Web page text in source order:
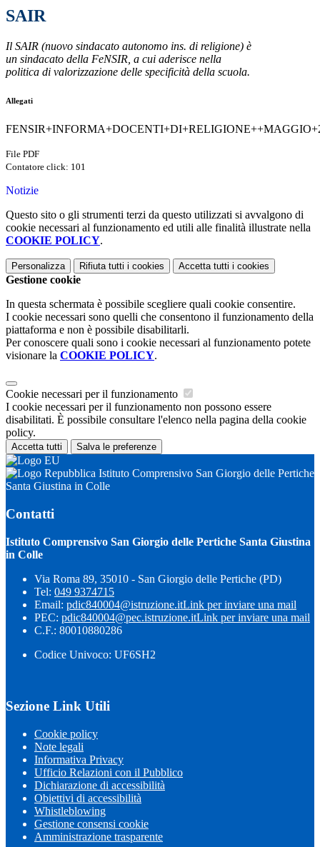
SAIR
Il SAIR (nuovo sindacato autonomo ins. di religione) è
un sindacato della FeNSIR, a cui aderisce nella
politica di valorizzazione delle specificità della scuola.
Allegati
File PDF
Contatore click: 101
Notizie
Questo sito o gli strumenti terzi da questo utilizzati si avvalgono di
cookie necessari al funzionamento ed utili alle finalità illustrate nella
COOKIE POLICY.
Personalizza Rifiuta tutti i cookies Accetta tutti i cookies
Gestione cookie
In questa schermata è possibile scegliere quali cookie consentire.
I cookie necessari sono quelli che consentono il funzionamento della
piattaforma e non è possibile disabilitarli.
Per conoscere quali sono i cookie necessari al funzionamento potete
visionare la COOKIE POLICY.
Cookie necessari per il funzionamento
I cookie necessari per il funzionamento non possono essere
disabilitati. È possibile consultare l'elenco nella pagina della cookie
policy.
Accetta tutti Salva le preferenze
Istituto Comprensivo San Giorgio delle Pertiche
Santa Giustina in Colle
Contatti
Istituto Comprensivo San Giorgio delle Pertiche Santa Giustina
in Colle
Via Roma 89, 35010 - San Giorgio delle Pertiche (PD)
Tel: 049 9374715
Email: pdic840004@istruzione.itLink per inviare una mail
PEC: pdic840004@pec.istruzione.itLink per inviare una mail
C.F.: 80010880286
Codice Univoco: UF6SH2
Sezione Link Utili
Cookie policy
Note legali
Informativa Privacy
Ufficio Relazioni con il Pubblico
Dichiarazione di accessibilità
Obiettivi di accessibilità
Whistleblowing
Gestione consensi cookie
Amministrazione trasparente